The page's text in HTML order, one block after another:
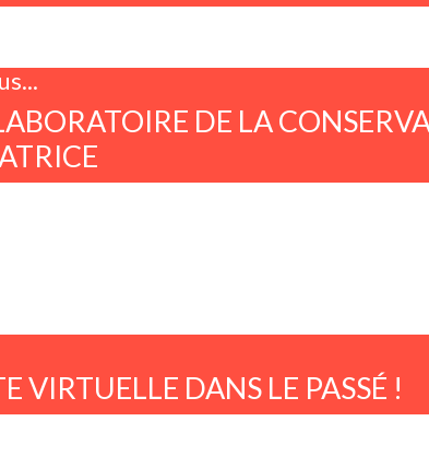
DE LA
VIRTUELLE DANS LE PASSÉ !